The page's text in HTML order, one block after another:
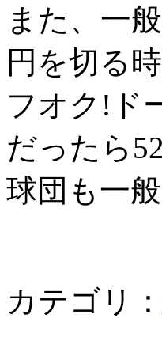
また、一
円を切る
フオク!ド
だったら
球団も一
カテゴリ：